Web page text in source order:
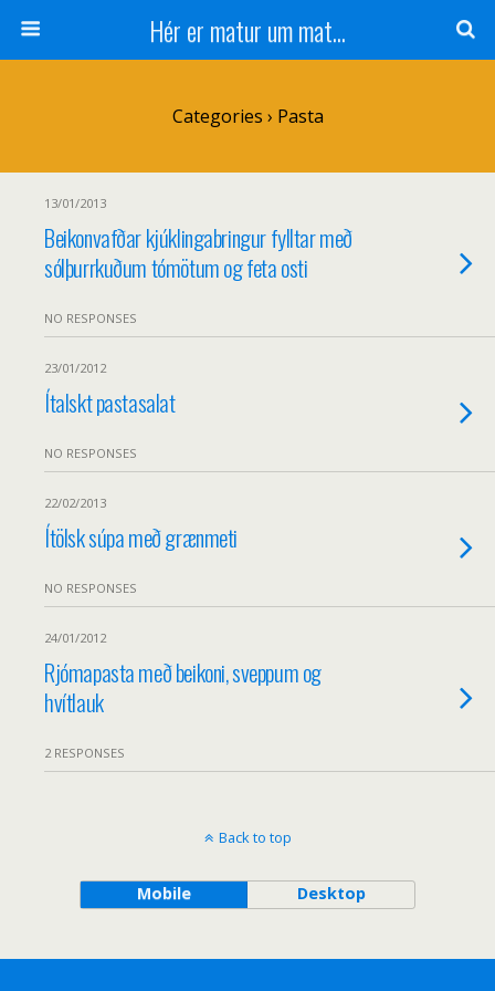
Hér er matur um mat...
Categories › Pasta
13/01/2013
Beikonvafðar kjúklingabringur fylltar með
sólþurrkuðum tómötum og feta osti
NO RESPONSES
23/01/2012
Ítalskt pastasalat
NO RESPONSES
22/02/2013
Ítölsk súpa með grænmeti
NO RESPONSES
24/01/2012
Rjómapasta með beikoni, sveppum og
hvítlauk
2 RESPONSES
Back to top
Mobile Desktop